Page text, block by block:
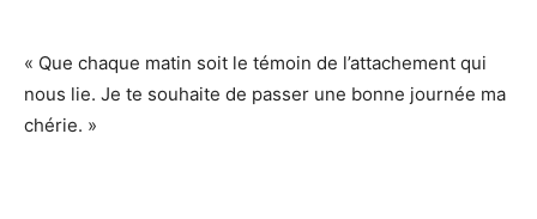
« Que chaque matin soit le témoin de l’attachement qui
nous lie. Je te souhaite de passer une bonne journée ma
chérie. »